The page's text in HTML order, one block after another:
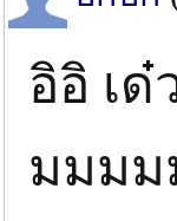
อิอิ เ
มมมม